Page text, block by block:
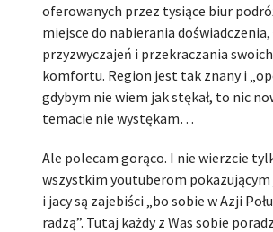
oferowanych przez tysiące biur
miejsce do nabierania doświadczenia,
przyzwyczajeń i przekraczania
komfortu. Region jest tak znany i
gdybym nie wiem jak stękał, to nic
temacie nie wystękam…
Ale polecam gorąco. I nie wierzcie
wszystkim youtuberom
i jacy są zajebiści „bo sobie w Azji
radzą”. Tutaj każdy z Was sobie